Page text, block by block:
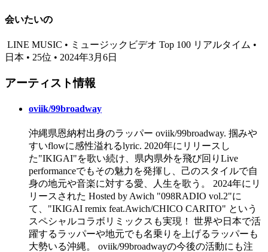
会いたいの
LINE MUSIC • ミュージックビデオ Top 100 リアルタイム •
日本 • 25位 • 2024年3月6日
アーティスト情報
oviik/99broadway
沖縄県恩納村出身のラッパー oviik/99broadway. 掴みや
すいflowに感性溢れるlyric. 2020年にリリースし
た"IKIGAI"を歌い続け、県内県外を飛び回りLive
performanceでもその魅力を発揮し、己のスタイルで自
身の地元や音楽に対する愛、人生を歌う。 2024年にリ
リースされた Hosted by Awich "098RADIO vol.2"に
て、"IKIGAI remix feat.Awich/CHICO CARITO" という
スペシャルコラボリミックスも実現！ 世界や日本で活
躍するラッパーや地元でも名乗りを上げるラッパーも
大勢いる沖縄。 oviik/99broadwayの今後の活動にも注